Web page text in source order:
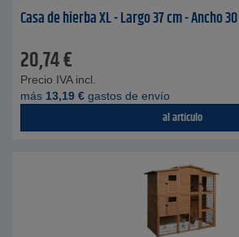
Casa de hierba XL - Largo 37 cm - Ancho
20,74€
Precio IVA incl.
más 13,19 € gastos de envío
al artículo